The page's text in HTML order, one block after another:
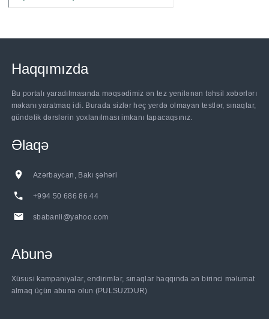
Haqqımızda
Bu portalı yaradılmasında məqsədimiz ən tez yenilənən təhsil xəbərlərı
məkanı yaratmaq idi. Burada sizlər heç yerdə olmayan testlər, sınaqlar,
gündəlik dərslərin yoxlanılması imkanı tapacaqsınız.
Əlaqə
Azərbaycan, Bakı şəhəri
+994 50 686 86 44
sbabanli@yahoo.com
Abunə
Xüsusi kampaniyalar, endirimlər, sınaqlar haqqında ən birinci məlumat
almaq üçün abunə olun (PULSUZDUR)